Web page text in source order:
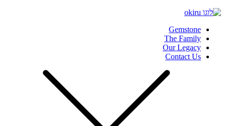
Gemstone
The Family
Our Legacy
Contact Us